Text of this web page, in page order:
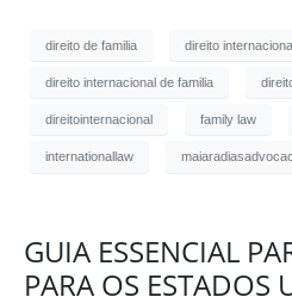
direito de familia direito
direito internacional de familia
direitointernacional family law
internationallaw
GUIA ESSENCIAL
PARA OS